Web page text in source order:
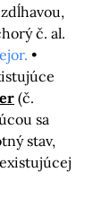
č. al.
(č.
sa
stav,